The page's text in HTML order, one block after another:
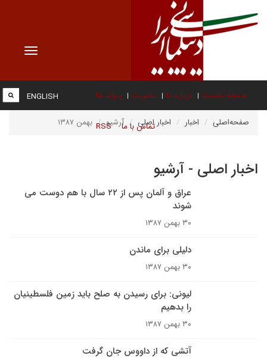
Toggle
صفحه نخست درباره ما عضویت پیوند ها
تماس با ما RSS
ENGLISH
صفحه‌اصلی اخبار اخبار اصلی آرشیو بهمن ۱۳۸۷
اخبار اصلی - آرشیو
عراق و آلمان پس از ۲۲ سال با هم دوست مى
شوند
۳۰ بهمن ۱۳۸۷
دلیلی برای ماندن
۳۰ بهمن ۱۳۸۷
ليونى: براى رسيدن به صلح بايد زمين فلسطينيان
را بدهيم
۳۰ بهمن ۱۳۸۷
آتشی که از داووس جان گرفت